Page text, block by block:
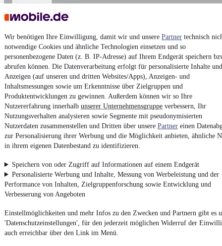
Wir benötigen Ihre Einwilligung, damit wir und unsere Partner technisch
notwendige Cookies und ähnliche Technologien einsetzen und so
personenbezogene Daten (z. B. IP-Adresse) auf Ihrem Endgerät speichern
abrufen können. Die Datenverarbeitung erfolgt für personalisierte Inhalte und
Anzeigen (auf unseren und dritten Websites/Apps), Anzeigen- und
Inhaltsmessungen sowie um Erkenntnisse über Zielgruppen und
Produktentwicklungen zu gewinnen. Außerdem können wir so Ihre
Nutzererfahrung innerhalb unserer Unternehmensgruppe verbessern, Ihr
Nutzungsverhalten analysieren sowie Segmente mit pseudonymisierten
Nutzerdaten zusammenstellen und Dritten über unsere Partner einen
zur Personalisierung ihrer Werbung und die Möglichkeit anbieten, ähnliche
in ihrem eigenen Datenbestand zu identifizieren.
Speichern von oder Zugriff auf Informationen auf einem Endgerät
Personalisierte Werbung und Inhalte, Messung von Werbeleistung und der
Performance von Inhalten, Zielgruppenforschung sowie Entwicklung und
Verbesserung von Angeboten
Einstellmöglichkeiten und mehr Infos zu den Zwecken und Partnern gibt es
'Datenschutzeinstellungen', für den jederzeit möglichen Widerruf der
auch erreichbar über den Link im Menü.
Impressum
AGB
Vertrag widerrufen
Datenschutz
Datenschutzeinstellungen
Erklärung zur Barrierefreiheit
Report Security Vulnerability (English)
Powered by
Noch mehrneue Autosunterschiedlicher Marken, auch als